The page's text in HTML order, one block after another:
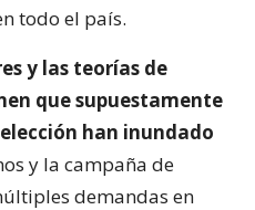
todo el país.
y las teorías de
que supuestamente
han inundado
y la campaña de
demandas en